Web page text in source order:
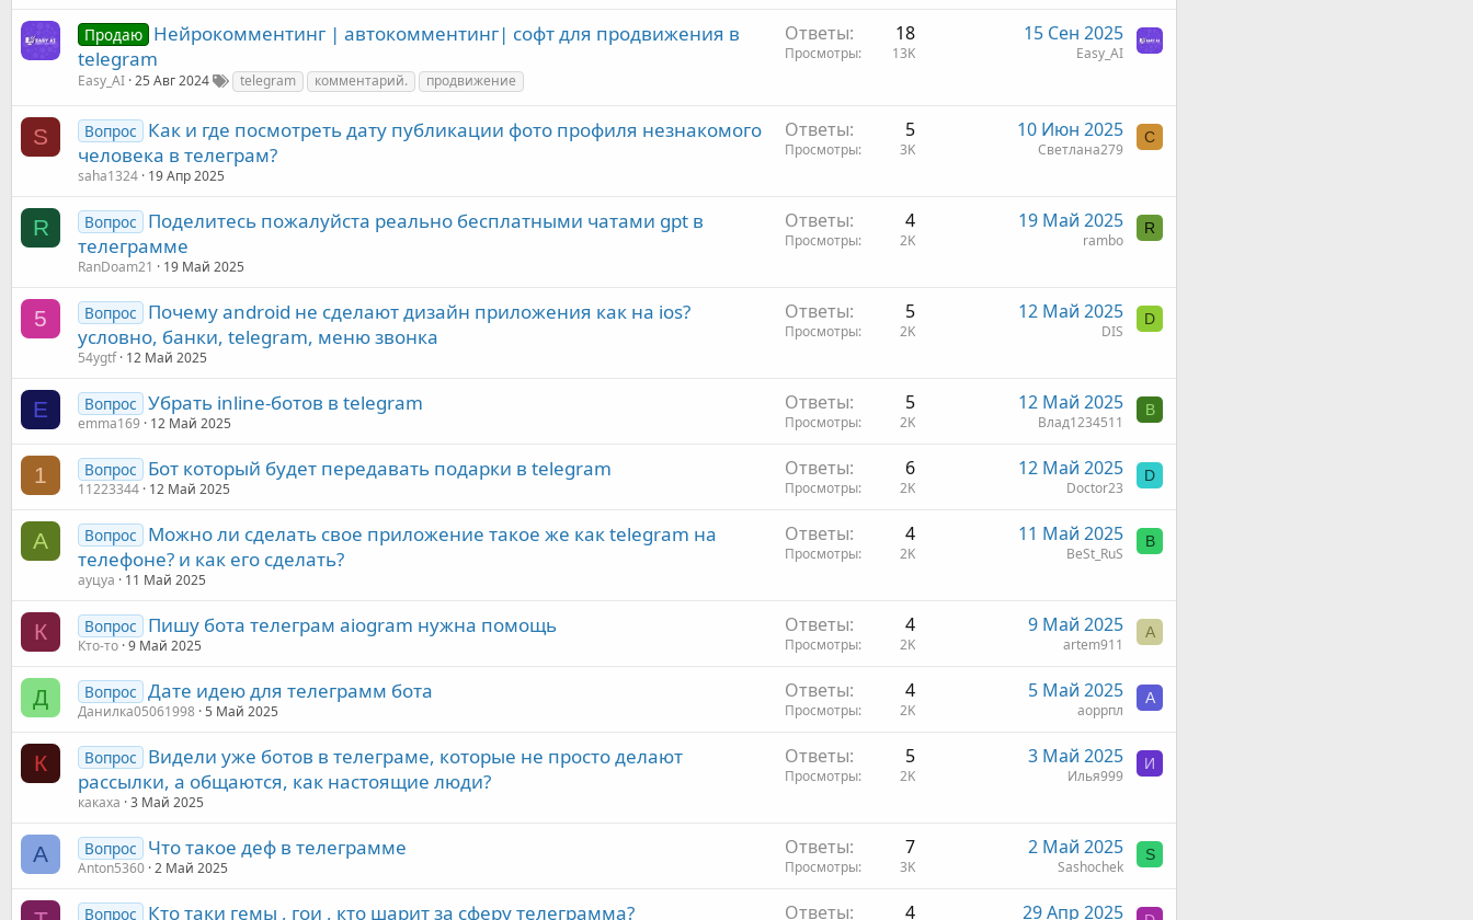
Продаю Нейрокомментинг | автокомментинг| софт для продвижения в
telegram
Easy_AI 25 Авг 2024 telegram комментарий. продвижение
Ответы 18
Просмотры 13K
15 Сен 2025
Easy_AI
S Вопрос
Как и где посмотреть дату публикации фото профиля незнакомого
человека в телеграм?
saha1324 19 Апр 2025
Ответы 5
Просмотры 3K
10 Июн 2025
Светлана279
С
R Вопрос
Поделитесь пожалуйста реально бесплатными чатами gpt в
телеграмме
RanDoam21 19 Май 2025
Ответы 4
Просмотры 2K
19 Май 2025
rambo
R
5 Вопрос
Почему android не сделают дизайн приложения как на ios?
условно, банки, telegram, меню звонка
54ygtf 12 Май 2025
Ответы 5
Просмотры 2K
12 Май 2025
DIS
D
E Вопрос Убрать inline-ботов в telegram
emma169 12 Май 2025
Ответы 5
Просмотры 2K
12 Май 2025
Влад1234511
В
1 Вопрос Бот который будет передавать подарки в telegram
11223344 12 Май 2025
Ответы 6
Просмотры 2K
12 Май 2025
Doctor23
D
А Вопрос
Можно ли сделать свое приложение такое же как telegram на
телефоне? и как его сделать?
ауцуа 11 Май 2025
Ответы 4
Просмотры 2K
11 Май 2025
BeSt_RuS
B
К Вопрос Пишу бота телеграм aiogram нужна помощь
Кто-то 9 Май 2025
Ответы 4
Просмотры 2K
9 Май 2025
artem911
A
Д Вопрос Дате идею для телеграмм бота
Данилка05061998 5 Май 2025
Ответы 4
Просмотры 2K
5 Май 2025
аоррпл
А
К Вопрос
Видели уже ботов в телеграме, которые не просто делают
рассылки, а общаются, как настоящие люди?
какаха 3 Май 2025
Ответы 5
Просмотры 2K
3 Май 2025
Илья999
И
A Вопрос Что такое деф в телеграмме
Anton5360 2 Май 2025
Ответы 7
Просмотры 3K
2 Май 2025
Sashochek
S
Вопрос Кто таки гемы , гои , кто шарит за сферу телеграмма? Ответы 4 29 Апр 2025